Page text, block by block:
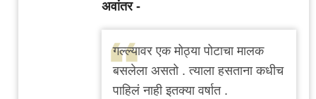
अवांतर -
गल्ल्यावर एक मोठ्या पोटाचा मालक
बसलेला असतो . त्याला हसताना कधीच
पाहिलं नाही इतक्या वर्षात .